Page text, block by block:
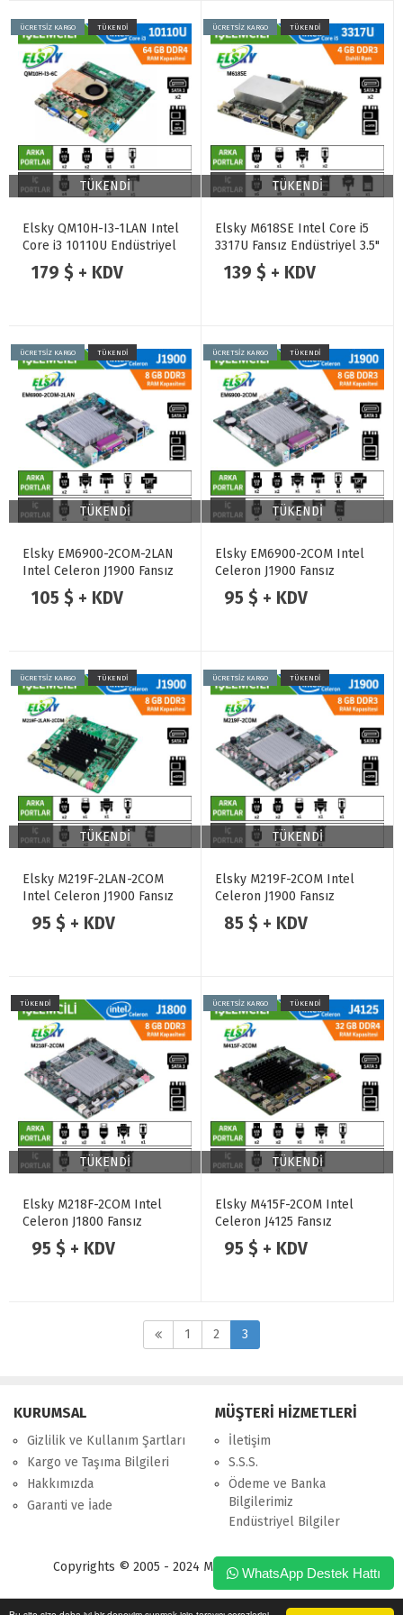
ÜCRETSİZ KARGO TÜKENDİ
TÜKENDİ
Elsky QM10H-I3-1LAN Intel
Core i3 10110U Endüstriyel
Mini ITX Anakart
179 $ + KDV
ÜCRETSİZ KARGO TÜKENDİ
TÜKENDİ
Elsky M618SE Intel Core i5
3317U Fansız Endüstriyel 3.5"
SBC Anakart
139 $ + KDV
ÜCRETSİZ KARGO TÜKENDİ
TÜKENDİ
Elsky EM6900-2COM-2LAN
Intel Celeron J1900 Fansız
Endüstriyel Mini ITX Anakart
105 $ + KDV
ÜCRETSİZ KARGO TÜKENDİ
TÜKENDİ
Elsky EM6900-2COM Intel
Celeron J1900 Fansız
Endüstriyel Mini ITX Anakart
95 $ + KDV
ÜCRETSİZ KARGO TÜKENDİ
TÜKENDİ
Elsky M219F-2LAN-2COM
Intel Celeron J1900 Fansız
Endüstriyel Mini ITX Anakart
95 $ + KDV
ÜCRETSİZ KARGO TÜKENDİ
TÜKENDİ
Elsky M219F-2COM Intel
Celeron J1900 Fansız
Endüstriyel Mini ITX Anakart
85 $ + KDV
TÜKENDİ
TÜKENDİ
Elsky M218F-2COM Intel
Celeron J1800 Fansız
Endüstriyel Mini ITX Anakart
95 $ + KDV
ÜCRETSİZ KARGO TÜKENDİ
TÜKENDİ
Elsky M415F-2COM Intel
Celeron J4125 Fansız
Endüstriyel Mini ITX Anakart
95 $ + KDV
1 2 3
KURUMSAL
Gizlilik ve Kullanım Şartları
Kargo ve Taşıma Bilgileri
Hakkımızda
Garanti ve İade
MÜŞTERİ HİZMETLERİ
İletişim
S.S.S.
Ödeme ve Banka
Bilgilerimiz
Endüstriyel Bilgiler
Copyrights © 2005 - 2024 Merpa Bilgi İşlem Ltd. Şti.
WhatsApp Destek Hattı